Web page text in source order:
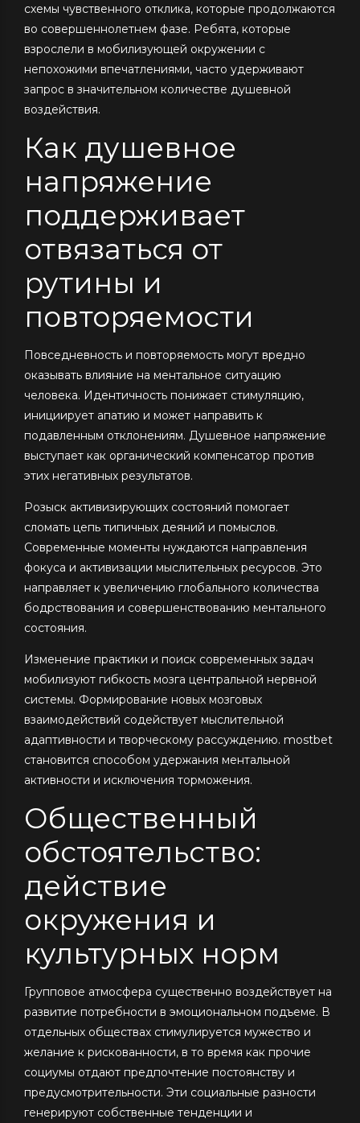
схемы чувственного отклика, которые продолжаются
во совершеннолетнем фазе. Ребята, которые
взрослели в мобилизующей окружении с
непохожими впечатлениями, часто удерживают
запрос в значительном количестве душевной
воздействия.
Как душевное
напряжение
поддерживает
отвязаться от
рутины и
повторяемости
Повседневность и повторяемость могут вредно
оказывать влияние на ментальное ситуацию
человека. Идентичность понижает стимуляцию,
инициирует апатию и может направить к
подавленным отклонениям. Душевное напряжение
выступает как органический компенсатор против
этих негативных результатов.
Розыск активизирующих состояний помогает
сломать цепь типичных деяний и помыслов.
Современные моменты нуждаются направления
фокуса и активизации мыслительных ресурсов. Это
направляет к увеличению глобального количества
бодрствования и совершенствованию ментального
состояния.
Изменение практики и поиск современных задач
мобилизуют гибкость мозга центральной нервной
системы. Формирование новых мозговых
взаимодействий содействует мыслительной
адаптивности и творческому рассуждению. mostbet
становится способом удержания ментальной
активности и исключения торможения.
Общественный
обстоятельство:
действие
окружения и
культурных норм
Групповое атмосфера существенно воздействует на
развитие потребности в эмоциональном подъеме. В
отдельных обществах стимулируется мужество и
желание к рискованности, в то время как прочие
социумы отдают предпочтение постоянству и
предусмотрительности. Эти социальные разности
генерируют собственные тенденции и